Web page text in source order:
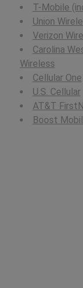
T-Mobile
Union
Verizon
Carolina
Wireless
Cellular One
U.S. Cellular
AT&T
Boost